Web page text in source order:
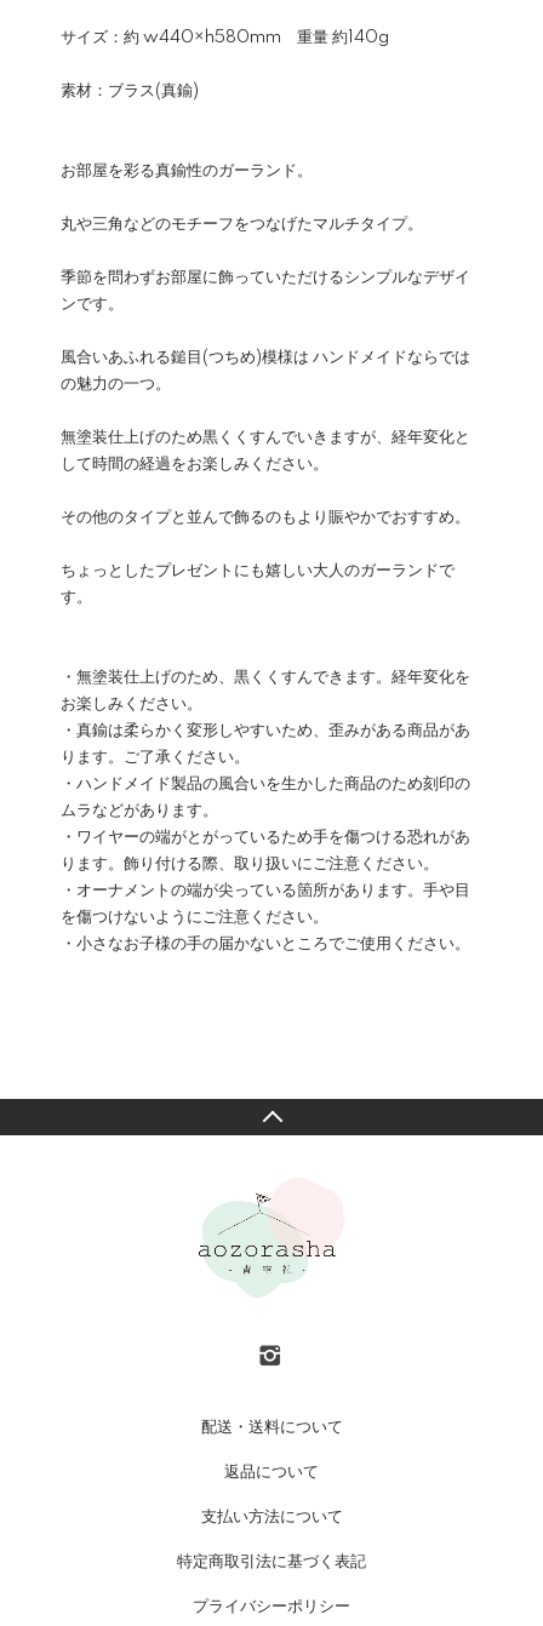
サイズ：約 w440×h580mm 重量 約140g
素材：ブラス(真鍮)
お部屋を彩る真鍮性のガーランド。
丸や三角などのモチーフをつなげたマルチタイプ。
季節を問わずお部屋に飾っていただけるシンプルなデザイ
ンです。
風合いあふれる鎚目(つちめ)模様は ハンドメイドならでは
の魅力の一つ。
無塗装仕上げのため黒くくすんでいきますが、経年変化と
して時間の経過をお楽しみください。
その他のタイプと並んで飾るのもより賑やかでおすすめ。
ちょっとしたプレゼントにも嬉しい大人のガーランドで
す。
・無塗装仕上げのため、黒くくすんできます。経年変化を
お楽しみください。
・真鍮は柔らかく変形しやすいため、歪みがある商品があ
ります。ご了承ください。
・ハンドメイド製品の風合いを生かした商品のため刻印の
ムラなどがあります。
・ワイヤーの端がとがっているため手を傷つける恐れがあ
ります。飾り付ける際、取り扱いにご注意ください。
・オーナメントの端が尖っている箇所があります。手や目
を傷つけないようにご注意ください。
・小さなお子様の手の届かないところでご使用ください。
配送・送料について
返品について
支払い方法について
特定商取引法に基づく表記
プライバシーポリシー